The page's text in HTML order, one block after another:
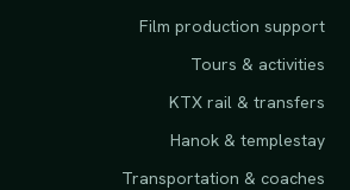
Film production support
Tours & activities
KTX rail & transfers
Hanok & templestay
Transportation & coaches